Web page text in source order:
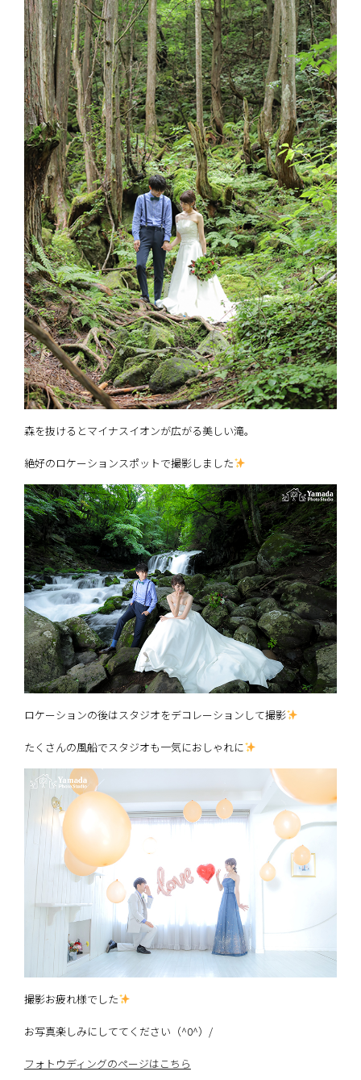
森を抜けるとマイナスイオンが広がる美しい滝。
絶好のロケーションスポットで撮影しました
ロケーションの後はスタジオをデコレーションして撮影
たくさんの風船でスタジオも一気におしゃれに
撮影お疲れ様でした
お写真楽しみにしててください（^0^）/
フォトウディングのページはこちら